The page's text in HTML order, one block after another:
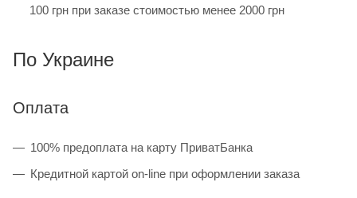
100 грн при заказе стоимостью менее 2000 грн
По Украине
Оплата
100% предоплата на карту ПриватБанка
Кредитной картой on-line при оформлении заказа